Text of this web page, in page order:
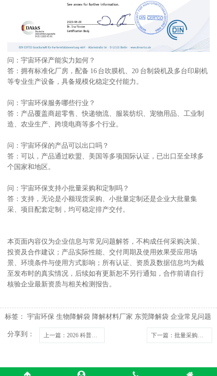
问：宇宙环保产能实力如何？
答：拥有标准化厂房，配备 16 台吹膜机、20 台制袋机及多台印刷机
等专业生产设备，具备规模化稳定交付能力。
问：宇宙环保服务哪些行业？
答：产品覆盖商超零售、快递物流、服装纺织、宠物用品、工业制
造、农业生产、跨境电商等多个行业。
问：宇宙环保的产品可以出口吗？
答：可以，产品通过欧盟、美国等多项国际认证，已出口至全球多
个国家和地区。
问：宇宙环保支持小批量采购和定制吗？
答：支持，无论是小额现货采购、小批量定制还是企业大批量集
采、项目配套定制，均可稳定排产交付。
本页面内容仅为企业信息与常见问题解答，不构成任何采购决策、
投资及合作建议；产品实际性能、交付周期及使用效果受应用场
景、环境条件与使用方式影响；所有认证、资质及数据信息均为截
至发布时的真实情况，后续如有更新恕不另行通知，合作前请自行
核验企业最新资质与相关检测报告。
标签： 宇宙环保 生物降解袋 降解材料厂家 东莞降解袋 企业常见问题
分享到： 上一篇 ：2026 科普：东莞宇宙环保生物降解塑料袋具备哪些国际认证 下一篇 ：批量采购生物降解垃圾袋，多少采购量能拿到源头厂供货价